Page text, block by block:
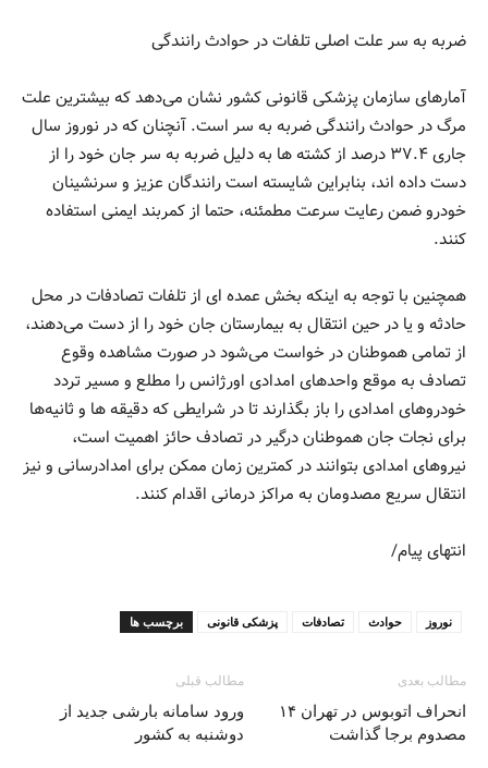
ضربه به سر علت اصلی تلفات در حوادث رانندگی
آمارهای سازمان پزشکی قانونی کشور نشان می‌دهد که بیشترین علت
مرگ در حوادث رانندگی ضربه به سر است. آنچنان که در نوروز سال
جاری ۳۷.۴ درصد از کشته ها به دلیل ضربه به سر جان خود را از
دست داده اند، بنابراین شایسته است رانندگان عزیز و سرنشینان
خودرو ضمن رعایت سرعت مطمئنه، حتما از کمربند ایمنی استفاده
کنند.
همچنین با توجه به اینکه بخش عمده ای از تلفات تصادفات در محل
حادثه و یا در حین انتقال به بیمارستان جان خود را از دست می‌دهند،
از تمامی هموطنان در خواست می‌شود در صورت مشاهده وقوع
تصادف به موقع واحدهای امدادی اورژانس را مطلع و مسیر تردد
خودروهای امدادی را باز بگذارند تا در شرایطی که دقیقه ها و ثانیه‌ها
برای نجات جان هموطنان درگیر در تصادف حائز اهمیت است،
نیروهای امدادی بتوانند در کمترین زمان ممکن برای امدادرسانی و نیز
انتقال سریع مصدومان به مراکز درمانی اقدام کنند.
انتهای پیام/
برچسب ها پزشکی قانونی تصادفات حوادث نوروز
مطالب قبلی
ورود سامانه بارشی جدید از
دوشنبه به کشور
مطالب بعدی
انحراف اتوبوس در تهران ۱۴
مصدوم برجا گذاشت